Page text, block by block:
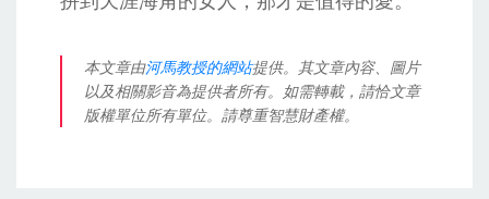
本文章由河馬教授的網站提供。其文章內容、圖片
以及相關影音為提供者所有。如需轉載，請恰文章
版權單位所有單位。請尊重智慧財產權。